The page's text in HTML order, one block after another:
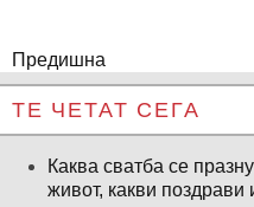
Предишна
ТЕ ЧЕТАТ СЕГА
Каква сватба се
живот, какви